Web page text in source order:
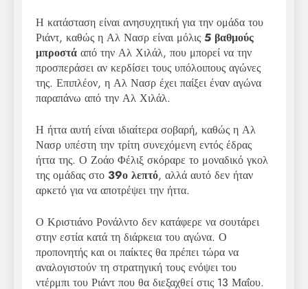
Η κατάσταση είναι ανησυχητική για την ομάδα του
Ριάντ, καθώς η Αλ Νασρ είναι μόλις5 βαθμούς
μπροστά από την Αλ Χιλάλ, που μπορεί να την
προσπεράσει αν κερδίσει τους υπόλοιπους αγώνες
της. Επιπλέον, η Αλ Νασρ έχει παίξει έναν αγώνα
παραπάνω από την Αλ Χιλάλ.
Η ήττα αυτή είναι ιδιαίτερα σοβαρή, καθώς η Αλ
Νασρ υπέστη την τρίτη συνεχόμενη εντός έδρας
ήττα της. Ο Ζοάο Φέλιξ σκόραρε το μοναδικό γκολ
της ομάδας στο 39ο λεπτό, αλλά αυτό δεν ήταν
αρκετό για να αποτρέψει την ήττα.
Ο Κριστιάνο Ρονάλντο δεν κατάφερε να σουτάρει
στην εστία κατά τη διάρκεια του αγώνα. Ο
προπονητής και οι παίκτες θα πρέπει τώρα να
αναλογιστούν τη στρατηγική τους ενόψει του
ντέρμπι του Ριάντ που θα διεξαχθεί στις 13 Μαΐου.